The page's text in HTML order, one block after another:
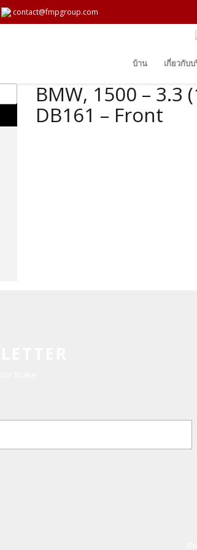
contact@fmpgroup.com
บ้าน เกี่ยวกับ
BMW, 1500 – 3.3
DB161 – Front